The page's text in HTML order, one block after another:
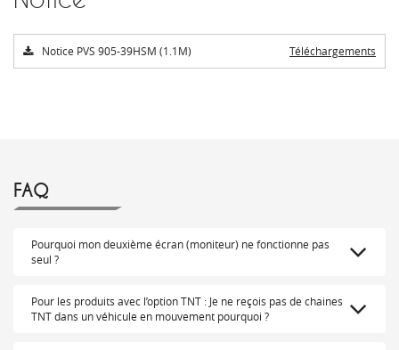
Notice PVS 905-39HSM (1.1M) Téléchargements
FAQ
Pourquoi mon deuxième écran (moniteur) ne fonctionne pas
seul ?
Pour les produits avec l’option TNT : Je ne reçois pas de chaines
TNT dans un véhicule en mouvement pourquoi ?